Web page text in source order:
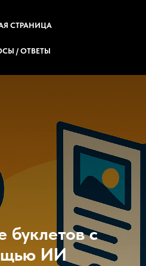
СТРАНИЦА
/ ОТВЕТЫ
буклетов с
ИИ